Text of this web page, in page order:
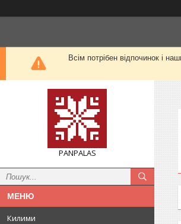
Всім потрібен відпочинок і
PANPALAS
Килими